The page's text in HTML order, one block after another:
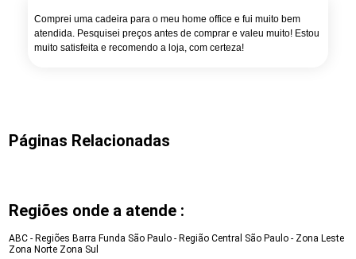
Comprei uma cadeira para o meu home office e fui muito bem
atendida. Pesquisei preços antes de comprar e valeu muito! Estou
muito satisfeita e recomendo a loja, com certeza!
Páginas Relacionadas
Regiões onde a atende :
ABC - Regiões Barra Funda São Paulo - Região Central São Paulo - Zona Leste
Zona Norte Zona Sul